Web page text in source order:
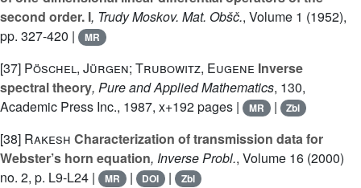
second order. I, Trudy Moskov. Mat. Obšč., Volume 1 (1952),
pp. 327-420 |
MR
[37] Pöschel, Jürgen; Trubowitz, Eugene Inverse
spectral theory, Pure and Applied Mathematics, 130,
Academic Press Inc., 1987, x+192 pages |
MR | Zbl
[38] Rakesh Characterization of transmission data for
Webster’s horn equation, Inverse Probl., Volume 16 (2000)
no. 2, p. L9-L24 |
MR | DOI | Zbl